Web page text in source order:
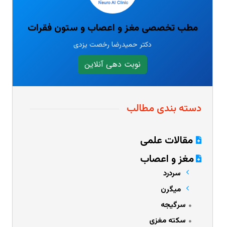
مطب تخصصی مغز و اعصاب و ستون فقرات
دکتر حمیدرضا رخصت یزدی
نوبت دهی آنلاین
دسته بندی مطالب
مقالات علمی
مغز و اعصاب
سردرد
میگرن
سرگیجه
سکته مغزی